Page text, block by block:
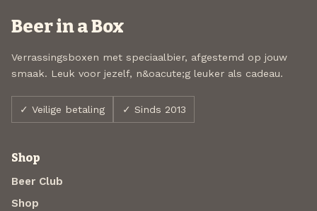
Beer in a Box
Verrassingsboxen met speciaalbier, afgestemd op jouw
smaak. Leuk voor jezelf, n&oacute;g leuker als cadeau.
✓ Veilige betaling ✓ Sinds 2013
Shop
Beer Club
Shop